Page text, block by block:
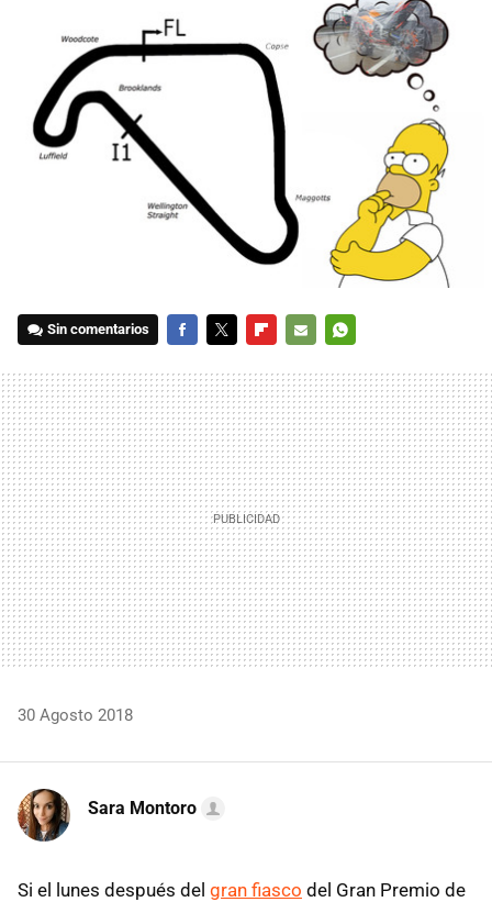
Sin comentarios
MAIL
30 Agosto 2018
Sara Montoro
Si el lunes después del gran fiasco del Gran Premio de